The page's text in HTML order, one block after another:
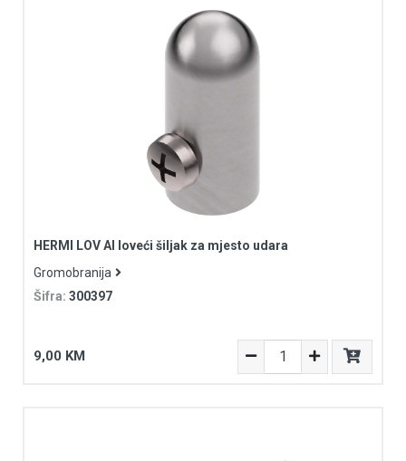
HERMI LOV Al loveći šiljak za mjesto udara
Gromobranija
Šifra: 300397
9,00 KM